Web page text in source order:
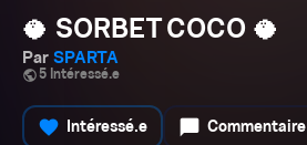
🥥 SORBET COCO 🥥
Par SPARTA
public5 Intéressé.e
favorite Intéressé.e chat_bubble Commentaire